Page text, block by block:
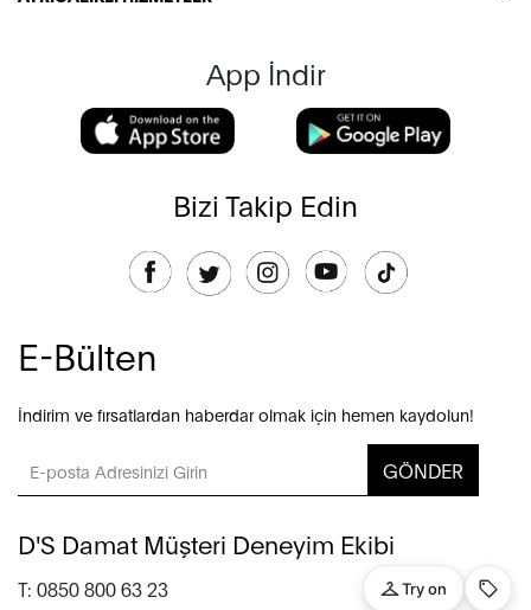
App İndir
Bizi Takip Edin
E-Bülten
İndirim ve fırsatlardan haberdar olmak için hemen kaydolun!
GÖNDER
D'S Damat Müşteri Deneyim Ekibi
T: 0850 800 63 23